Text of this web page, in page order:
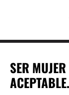
SER
ACEPTABLE.